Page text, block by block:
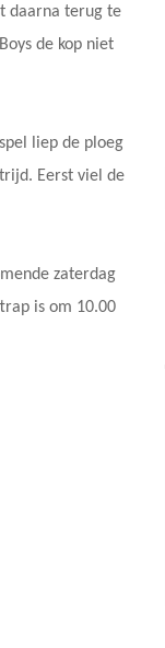
daarna terug te
de kop niet
liep de ploeg
Eerst viel de
zaterdag
is om 10.00